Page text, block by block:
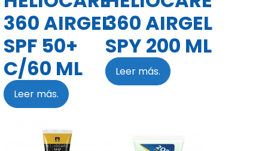
360 AIRGEL
SPF 50+
C/60 ML
Leer más.
360 AIRGEL
SPY 200 ML
Leer más.